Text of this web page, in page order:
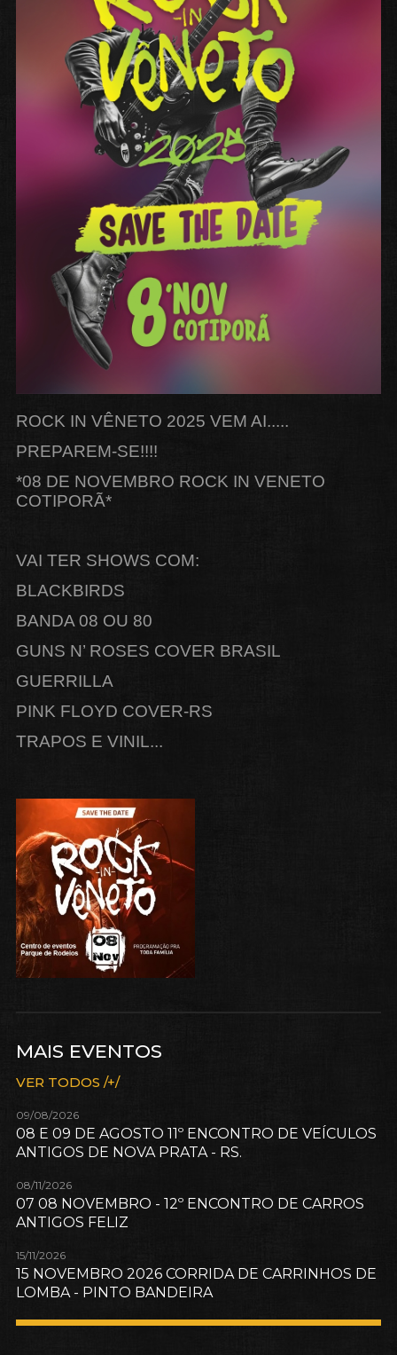
ROCK IN VÊNETO 2025 VEM AI.....
PREPAREM-SE!!!!
*08 DE NOVEMBRO ROCK IN VENETO
COTIPORÃ*
VAI TER SHOWS COM:
BLACKBIRDS
BANDA 08 OU 80
GUNS N’ ROSES COVER BRASIL
GUERRILLA
PINK FLOYD COVER-RS
TRAPOS E VINIL...
MAIS EVENTOS
VER TODOS /+/
09/08/2026
08 E 09 DE AGOSTO 11º ENCONTRO DE VEÍCULOS
ANTIGOS DE NOVA PRATA - RS.
08/11/2026
07 08 NOVEMBRO - 12º ENCONTRO DE CARROS
ANTIGOS FELIZ
15/11/2026
15 NOVEMBRO 2026 CORRIDA DE CARRINHOS DE
LOMBA - PINTO BANDEIRA